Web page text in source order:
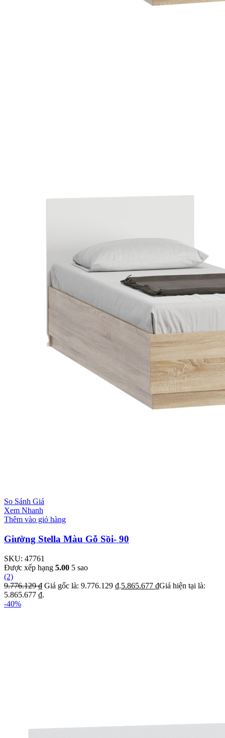
So Sánh Giá
Xem Nhanh
Thêm vào giỏ hàng
Giường Stella Màu Gỗ Sồi- 90
SKU: 47761
Được xếp hạng 5.00 5 sao
(2)
9.776.129₫ Giá gốc là: 9.776.129 ₫.5.865.677 ₫Giá hiện tại là:
5.865.677 ₫.
-40%